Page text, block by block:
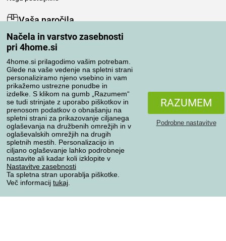
Načela in varstvo zasebnosti
pri 4home.si
4home.si prilagodimo vašim potrebam.
Glede na vaše vedenje na spletni strani
personaliziramo njeno vsebino in vam
prikažemo ustrezne ponudbe in
izdelke. S klikom na gumb „Razumem“
se tudi strinjate z uporabo piškotkov in
prenosom podatkov o obnašanju na
spletni strani za prikazovanje ciljanega
oglaševanja na družbenih omrežjih in v
oglaševalskih omrežjih na drugih
spletnih mestih. Personalizacijo in
ciljano oglaševanje lahko podrobneje
nastavite ali kadar koli izklopite v
Nastavitve zasebnosti
Ta spletna stran uporablja piškotke.
Več informacij tukaj
RAZUMEM
Podrobne nastavitve
Vaša naročila
Moj račun
Pregled naročil
Reklamacija
Odstop od kupoprodajne pogodbe
Pravila obdelave ocen
Načini prevoza
Načini plačila
Zanesljiva trgovina